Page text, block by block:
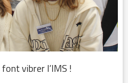
vibrer l’IMS !